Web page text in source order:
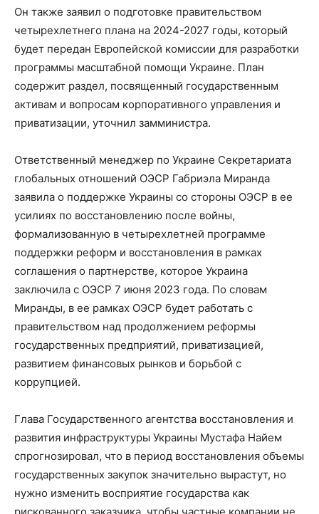
Он также заявил о подготовке правительством
четырехлетнего плана на 2024-2027 годы, который
будет передан Европейской комиссии для разработки
программы масштабной помощи Украине. План
содержит раздел, посвященный государственным
активам и вопросам корпоративного управления и
приватизации, уточнил замминистра.
Ответственный менеджер по Украине Секретариата
глобальных отношений ОЭСР Габриэла Миранда
заявила о поддержке Украины со стороны ОЭСР в ее
усилиях по восстановлению после войны,
формализованную в четырехлетней программе
поддержки реформ и восстановления в рамках
соглашения о партнерстве, которое Украина
заключила с ОЭСР 7 июня 2023 года. По словам
Миранды, в ее рамках ОЭСР будет работать с
правительством над продолжением реформы
государственных предприятий, приватизацией,
развитием финансовых рынков и борьбой с
коррупцией.
Глава Государственного агентства восстановления и
развития инфраструктуры Украины Мустафа Найем
спрогнозировал, что в период восстановления объемы
государственных закупок значительно вырастут, но
нужно изменить восприятие государства как